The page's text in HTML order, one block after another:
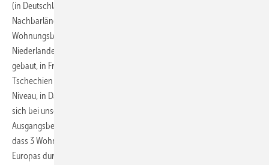
(in Deutschland das ifo Institut) zeigt, dass in fast allen
Nachbarländern deutlich mehr gebaut wird. So ist zum Beispiel die
Wohnungsbauintensität in Polen und Belgien 60 % und in den
Niederlanden 20 % höher. Fast das Doppelte wird in Österreich
gebaut, in Frankreich und in der Schweiz noch mehr. Lediglich in
Tschechien befindet sich der Wohnungsneubau 2013 auf deutschem
Niveau, in Dänemark ist er etwas schwächer. Die Tatsache, dass es
sich bei unseren Nachbarn vielfach um Märkte mit vergleichbaren
Ausgangsbedingungen handelt, macht laut LBS Research deutlich,
dass 3 Wohnungen pro 1000 Einwohner und mehr in der Mitte
Europas durchaus als „normal“ anzusehen sind. Die Forscher haben